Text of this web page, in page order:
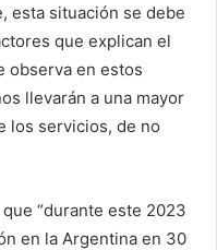
esta situación se debe
que explican el
observa en estos
llevarán a una mayor
los servicios, de no
“durante este 2023
en la Argentina en 30